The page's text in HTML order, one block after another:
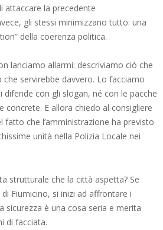
attaccare la precedente
gli stessi minimizzano tutto: una
della coerenza politica.
lanciamo allarmi: descriviamo ciò che
servirebbe davvero. Lo facciamo
difende con gli slogan, né con le pacche
concrete. E allora chiedo al consigliere
fatto che l’amministrazione ha previsto
unità nella Polizia Locale nei
strutturale che la città aspetta? Se
Fiumicino, si inizi ad affrontare i
sicurezza è una cosa seria e merita
di facciata.